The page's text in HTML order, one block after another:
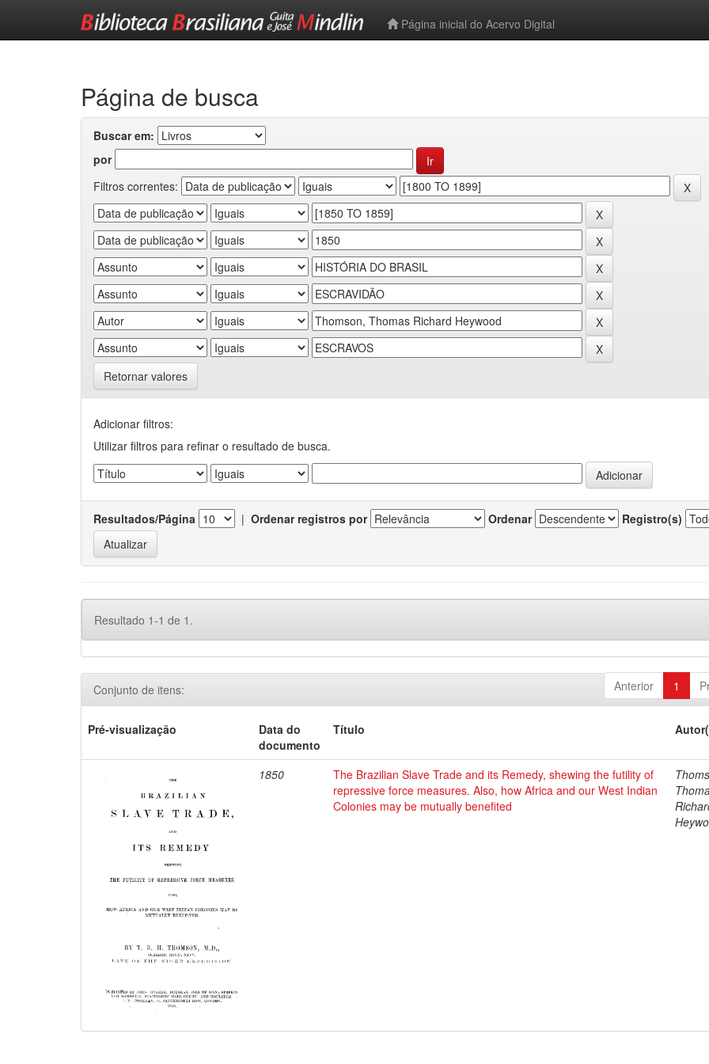
Página inicial do Acervo Digital
Página de busca
Buscar em:
por
Filtros correntes:
Retornar valores
Adicionar filtros:
Utilizar filtros para refinar o resultado de busca.
Resultados/Página | Ordenar registros por Ordenar Registro(s)
Resultado 1-1 de 1.
Anterior 1
Conjunto de itens:
Pré-visualização
Data do
documento
Título
1850
The Brazilian Slave Trade and its Remedy, shewing the futility of
repressive force measures. Also, how Africa and our West Indian
Colonies may be mutually benefited